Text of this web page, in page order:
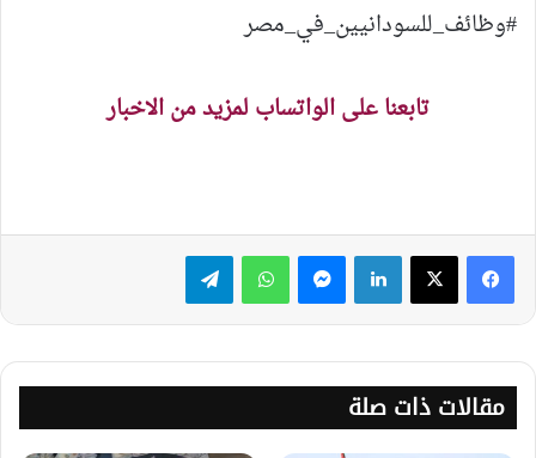
#وظائف_للسودانيين_في_مصر
تابعنا على الواتساب لمزيد من الاخبار
لينكدإن ماسنجر واتساب تيلقرام
مقالات ذات صلة